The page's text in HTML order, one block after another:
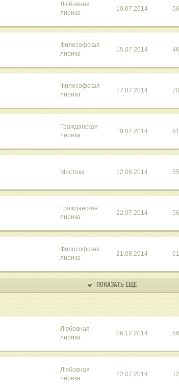
Любовная
лирика
10.07.2014
Философская
лирика
15.07.2014
Философская
лирика
17.07.2014
Гражданская
лирика
19.07.2014
Мистика 12.08.2014
Гражданская
лирика
22.07.2014
Философская
лирика
21.08.2014
ПОКАЗАТЬ ЕЩЕ
Любовная
лирика
06.12.2014
Любовная
лирика
22.07.2014